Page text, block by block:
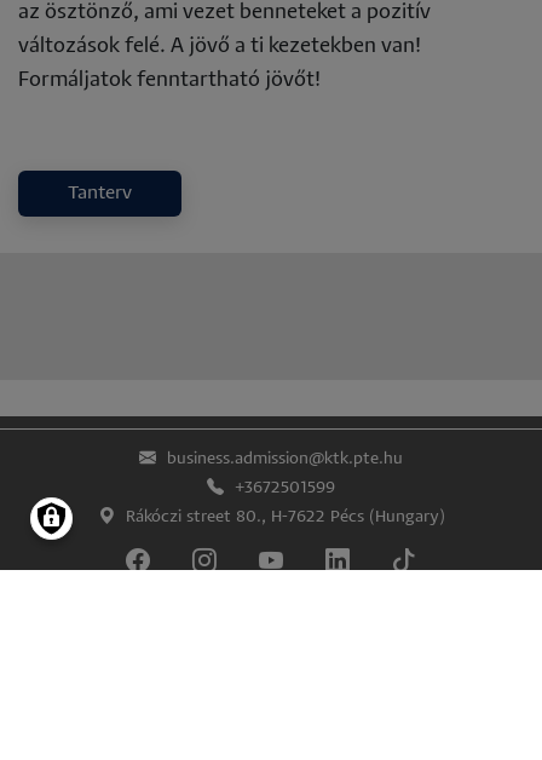
az ösztönző, ami vezet benneteket a pozitív
változások felé. A jövő a ti kezetekben van!
Formáljatok fenntartható jövőt!
Tanterv
business.admission@ktk.pte.hu
+3672501599
Rákóczi street 80., H-7622 Pécs (Hungary)